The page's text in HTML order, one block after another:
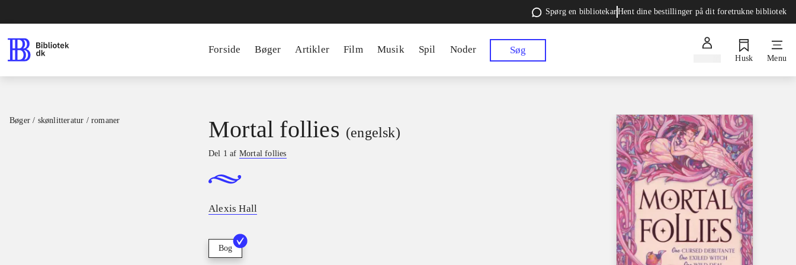
Spørg en bibliotekarHent dine bestillinger på dit foretrukne bibliotek
Forside Bøger Artikler Film Musik Spil Noder Søg
Husk Menu
Bøger / skønlitteratur / romaner Mortal follies (engelsk)
Del 1 af Mortal follies
Alexis Hall
Bog